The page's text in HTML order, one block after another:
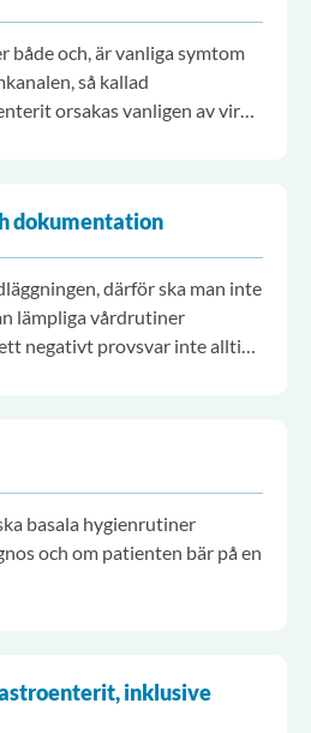
både och, är vanliga symtom
så kallad
orsakas vanligen av virus
dokumentation
därför ska man inte
lämpliga vårdrutiner
negativt provsvar inte alltid
basala hygienrutiner
och om patienten bär på en
inklusive